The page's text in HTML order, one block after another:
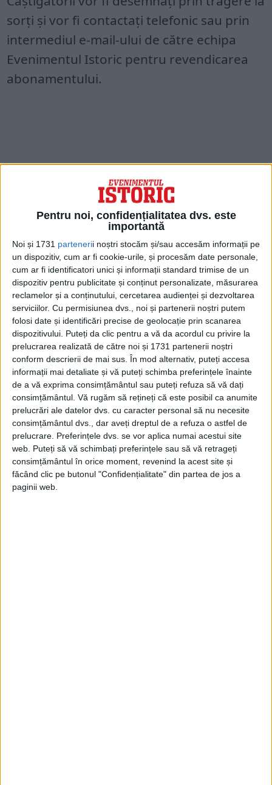
Pentru noi, confidențialitatea dvs. este
importantă
Noi și 1731 partenerii noștri stocăm și/sau accesăm informații pe
un dispozitiv, cum ar fi cookie-urile, și procesăm date personale,
cum ar fi identificatori unici și informații standard trimise de un
dispozitiv pentru publicitate și conținut personalizate, măsurarea
reclamelor și a conținutului, cercetarea audienței și dezvoltarea
serviciilor. Cu permisiunea dvs., noi și partenerii noștri putem
folosi date și identificări precise de geolocație prin scanarea
dispozitivului. Puteți da clic pentru a vă da acordul cu privire la
prelucrarea realizată de către noi și 1731 partenerii noștri
conform descrierii de mai sus. În mod alternativ, puteți accesa
informații mai detaliate și vă puteți schimba preferințele înainte
de a vă exprima consimțământul sau puteți refuza să vă dați
consimțământul. Vă rugăm să rețineți că este posibil ca anumite
prelucrări ale datelor dvs. cu caracter personal să nu necesite
consimțământul dvs., dar aveți dreptul de a refuza o astfel de
prelucrare. Preferințele dvs. se vor aplica numai acestui site
web. Puteți să vă schimbați preferințele sau să vă retrageți
consimțământul în orice moment, revenind la acest site și
făcând clic pe butonul "Confidențialitate" din partea de jos a
paginii web.
sorți și vor fi contactați telefonic sau prin
intermediul e-mail-ului de către echipa
Evenimentul Istoric pentru revendicarea
abonamentului.
Mult Succes!
Dacă nu te vei afla printre fericiții
câștigători, poți intra în posesia revistei
astfel:
– o achiziționezi lunar, de la toate punctele
de difuzare a presei
– o poți comanda online pe site-ul
www.agoramag.ro/reviste
– optezi pentru un abonament lunar,
comandându-l la